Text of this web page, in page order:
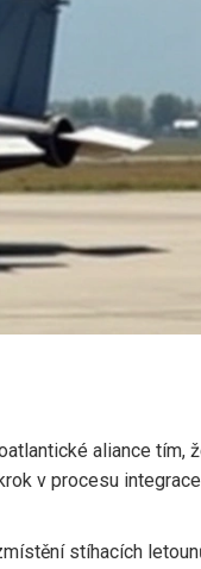
aliance tím,
v procesu
stíhacích